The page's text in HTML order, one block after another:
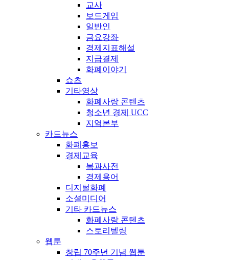
교사
보드게임
일반인
금요강좌
경제지표해설
지급결제
화폐이야기
쇼츠
기타영상
화폐사랑 콘텐츠
청소년 경제 UCC
지역본부
카드뉴스
화폐홍보
경제교육
복과사전
경제용어
디지털화폐
소셜미디어
기타 카드뉴스
화폐사랑 콘텐츠
스토리텔링
웹툰
창립 70주년 기념 웹툰